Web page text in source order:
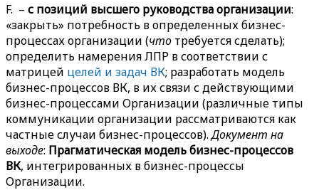
F. – с позиций высшего руководства организации:
«закрыть» потребность в определенных бизнес-
процессах организации (что требуется сделать);
определить намерения ЛПР в соответствии с
матрицей целей и задач ВК; разработать модель
бизнес-процессов ВК, в их связи с действующими
бизнес-процессами Организации (различные типы
коммуникации организации рассматриваются как
частные случаи бизнес-процессов).Документ на
выходе: Прагматическая модель бизнес-процессов
ВК, интегрированных в бизнес-процессы
Организации.